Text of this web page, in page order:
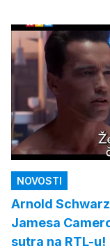
NOVOSTI
Arnold
Jamesa
sutra na RTL-u!